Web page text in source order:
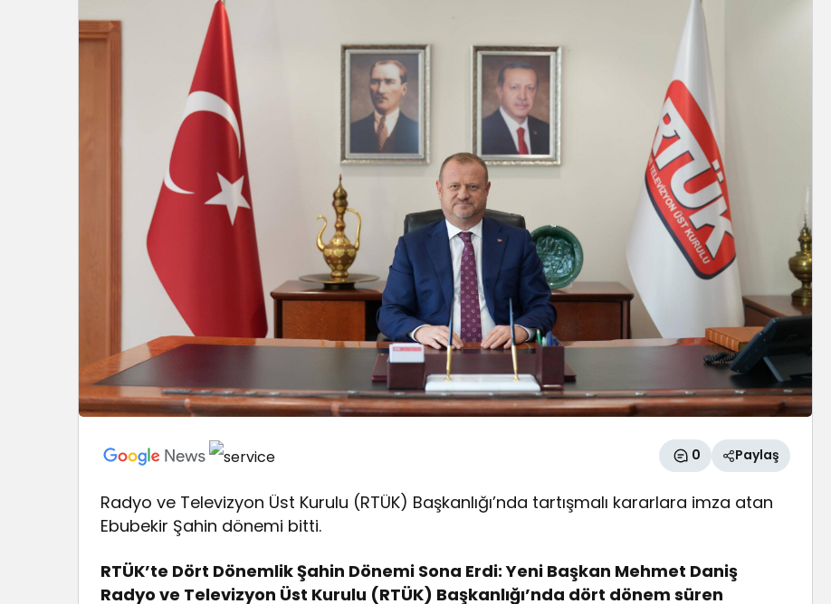
0 Paylaş
Radyo ve Televizyon Üst Kurulu (RTÜK) Başkanlığı’nda tartışmalı kararlara imza atan
Ebubekir Şahin dönemi bitti.
RTÜK’te Dört Dönemlik Şahin Dönemi Sona Erdi: Yeni Başkan Mehmet Daniş
Radyo ve Televizyon Üst Kurulu (RTÜK) Başkanlığı’nda dört dönem süren